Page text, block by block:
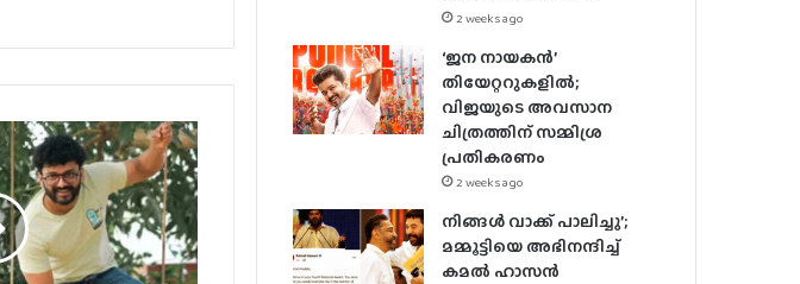
2 weeks ago
‘ജന നായകൻ’
തിയേറ്ററുകളിൽ;
വിജയുടെ അവസാന
ചിത്രത്തിന് സമ്മിശ്ര
പ്രതികരണം
2 weeks ago
നിങ്ങൾ വാക്ക് പാലിച്ചു’;
മമ്മൂട്ടിയെ അഭിനന്ദിച്ച്
കമൽ ഹാസൻ